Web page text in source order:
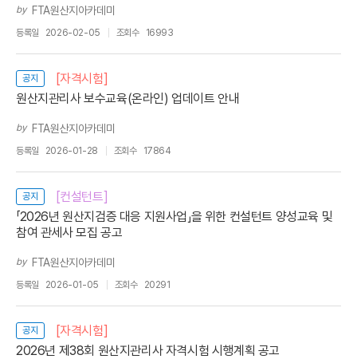
by FTA원산지아카데미
등록일 2026-02-05 조회수 16993
공지
[자격시험]
원산지관리사 보수교육(온라인) 업데이트 안내
by FTA원산지아카데미
등록일 2026-01-28 조회수 17864
공지
[컨설턴트]
「2026년 원산지검증 대응 지원사업」을 위한 컨설턴트 양성교육 및
참여 관세사 모집 공고
by FTA원산지아카데미
등록일 2026-01-05 조회수 20291
공지
[자격시험]
2026년 제38회 원산지관리사 자격시험 시행계획 공고